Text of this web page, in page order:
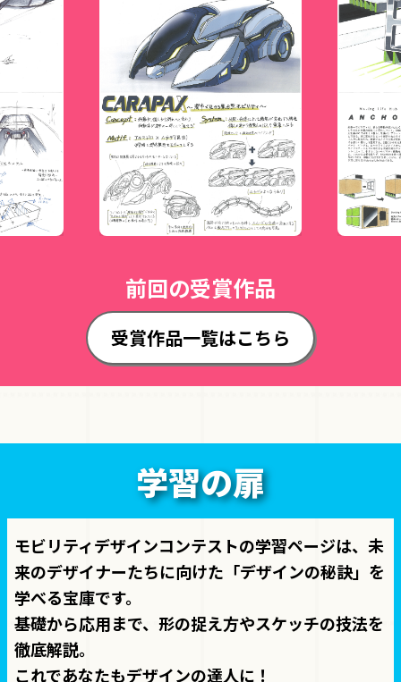
前回の受賞作品
受賞作品一覧はこちら
学習の扉
モビリティデザインコンテストの学習ページは、未
来のデザイナーたちに向けた「デザインの秘訣」を
学べる宝庫です。
基礎から応用まで、形の捉え方やスケッチの技法を
徹底解説。
これであなたもデザインの達人に！